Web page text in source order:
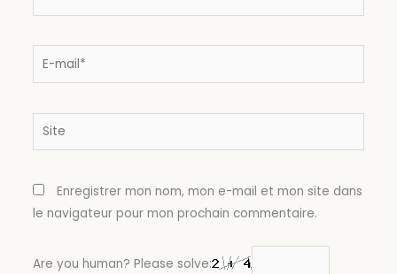
E-
Site
Enregistrer mon nom, mon e-mail et mon site dans
le navigateur pour mon prochain commentaire.
Are you human? Please solve: